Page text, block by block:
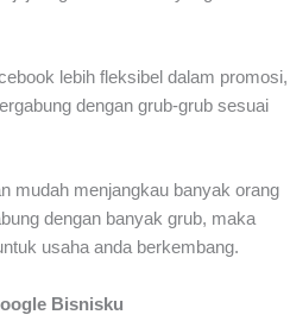
lebih fleksibel dalam promosi,
dengan grub-grub sesuai
mudah menjangkau banyak orang
dengan banyak grub, maka
usaha anda berkembang.
Bisnisku